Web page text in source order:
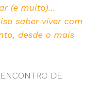
(e muito)…
saber viver com
desde o mais
DE